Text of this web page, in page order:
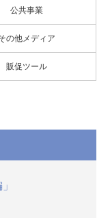
公共事業
の他メディア
販促ツール